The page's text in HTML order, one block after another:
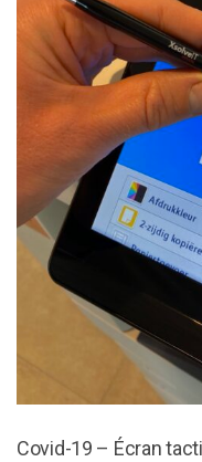
Covid-19 – Écran